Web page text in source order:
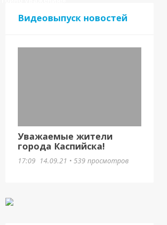
Юбилей большой
олимпийскому
Юмина
Видеовыпуск новостей
Уважаемые жители
города Каспийска!
17:09 14.09.21 • 539 просмотров